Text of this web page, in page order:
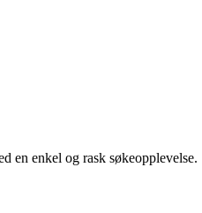
en enkel og rask søkeopplevelse.